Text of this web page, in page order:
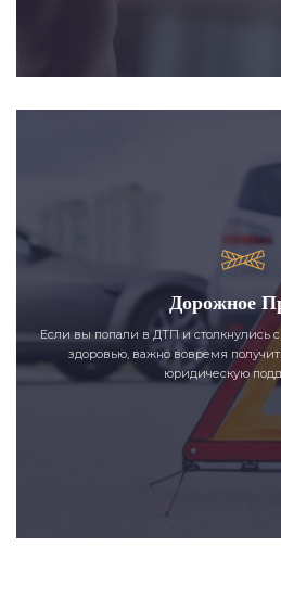
Дорожное
Если вы попали в ДТП и столкнулись
здоровью, важно вовремя
юридическую